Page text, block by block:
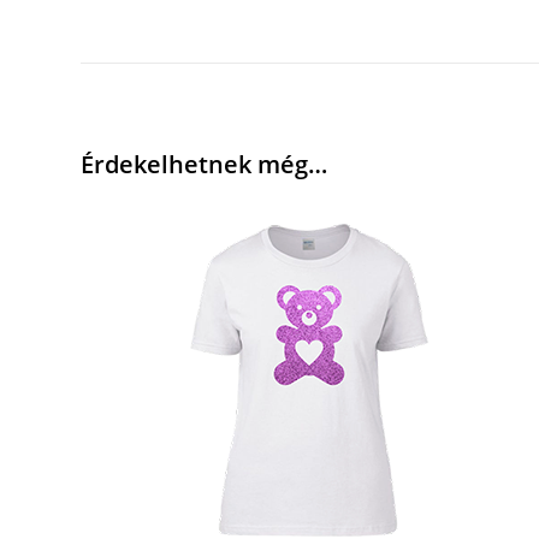
Érdekelhetnek még…